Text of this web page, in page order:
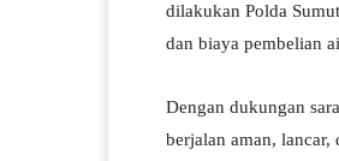
dilakukan Polda
dan biaya pembelian
Dengan dukungan
berjalan aman, lancar,